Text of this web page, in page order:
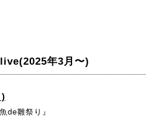
年3月〜)
)
de雛祭り』